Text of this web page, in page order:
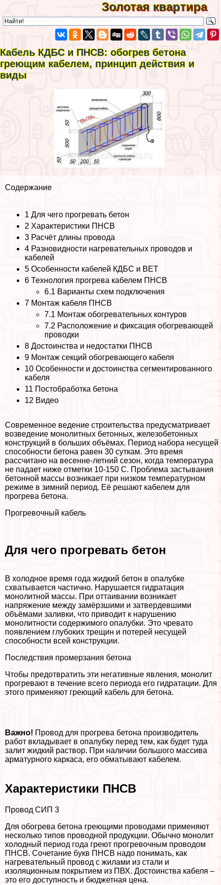
Золотая квартира
Кабель КДБС и ПНСВ: обогрев бетона
греющим кабелем, принцип действия и
виды
Содержание
1 Для чего прогревать бетон
2 Хаpaктеристики ПНСВ
3 Расчёт длины провода
4 Разновидности нагревательных проводов и
кабелей
5 Особенности кабелей КДБС и ВЕТ
6 Технология прогрева кабелем ПНСВ
6.1 Варианты схем подключения
7 Монтаж кабеля ПНСВ
7.1 Монтаж обогревательных контуров
7.2 Расположение и фиксация обогревающей
проводки
8 Достоинства и недостатки ПНСВ
9 Монтаж секций обогревающего кабеля
10 Особенности и достоинства сегментированного
кабеля
11 Постобработка бетона
12 Видео
Современное ведение строительства предусматривает
возведение монолитных бетонных, железобетонных
конструкций в больших объёмах. Период набора несущей
способности бетона равен 30 суткам. Это время
рассчитано на весенне-летний сезон, когда температура
не падает ниже отметки 10-150 С. Проблема застывания
бетонной массы возникает при низком температурном
режиме в зимний период. Её решают кабелем для
прогрева бетона.
Прогревочный кабель
Для чего прогревать бетон
В холодное время года жидкий бетон в опалубке
схватывается частично. Нарушается гидратация
монолитной массы. При оттаивании возникает
напряжение между замёрзшими и затвердевшими
объёмами заливки, что приводит к нарушению
монолитности содержимого опалубки. Это чревато
появлением глубоких трещин и потерей несущей
способности всей конструкции.
Последствия промерзания бетона
Чтобы предотвратить эти негативные явления, монолит
прогревают в течение всего периода его гидратации. Для
этого применяют греющий кабель для бетона.
Важно! Провод для прогрева бетона производитель
работ вкладывает в опалубку перед тем, как будет туда
залит жидкий раствор. При наличии большого массива
арматурного каркаса, его обматывают кабелем.
Хаpaктеристики ПНСВ
Провод СИП 3
Для обогрева бетона греющими проводами применяют
несколько типов проводной продукции. Обычно монолит
холодный период года греют прогревочным проводом
ПНСВ. Сочетание букв ПНСВ надо понимать, как
нагревательный провод с жилами из стали и
изоляционным покрытием из ПВХ. Достоинства кабеля –
это его доступность и бюджетная цена.